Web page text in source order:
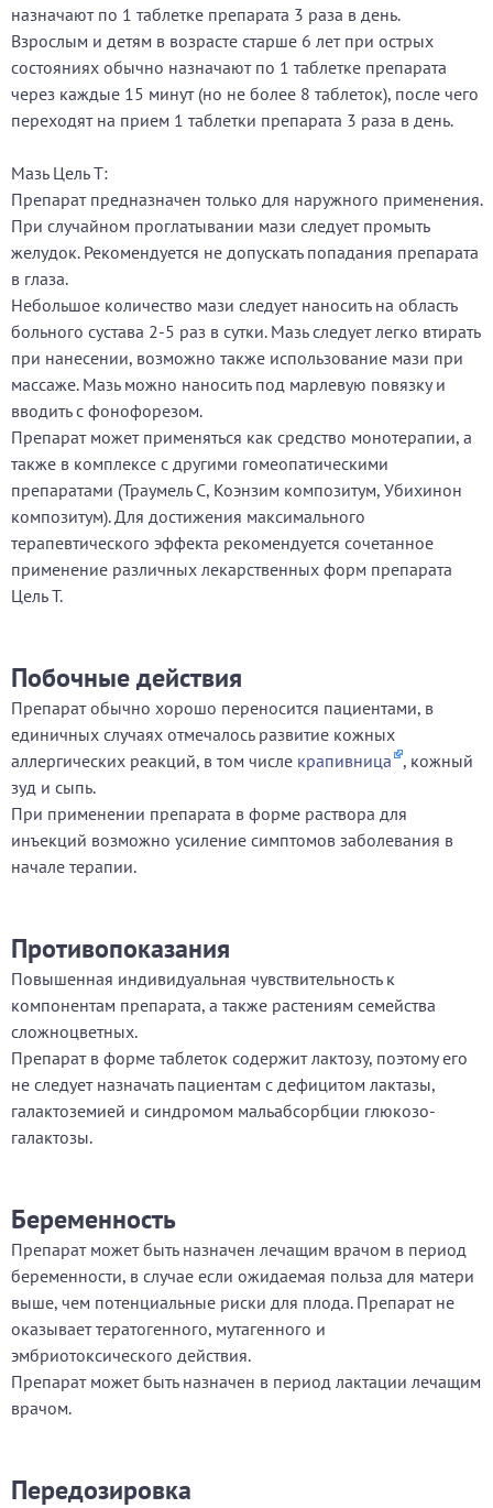
назначают по 1 таблетке препарата 3 раза в день.
Взрослым и детям в возрасте старше 6 лет при острых
состояниях обычно назначают по 1 таблетке препарата
через каждые 15 минут (но не более 8 таблеток), после чего
переходят на прием 1 таблетки препарата 3 раза в день.
Мазь Цель Т:
Препарат предназначен только для наружного применения.
При случайном проглатывании мази следует промыть
желудок. Рекомендуется не допускать попадания препарата
в глаза.
Небольшое количество мази следует наносить на область
больного сустава 2-5 раз в сутки. Мазь следует легко втирать
при нанесении, возможно также использование мази при
массаже. Мазь можно наносить под марлевую повязку и
вводить с фонофорезом.
Препарат может применяться как средство монотерапии, а
также в комплексе с другими гомеопатическими
препаратами (Траумель С, Коэнзим композитум, Убихинон
композитум). Для достижения максимального
терапевтического эффекта рекомендуется сочетанное
применение различных лекарственных форм препарата
Цель Т.
Побочные действия
Препарат обычно хорошо переносится пациентами, в
единичных случаях отмечалось развитие кожных
аллергических реакций, в том числе крапивница , кожный
зуд и сыпь.
При применении препарата в форме раствора для
инъекций возможно усиление симптомов заболевания в
начале терапии.
Противопоказания
Повышенная индивидуальная чувствительность к
компонентам препарата, а также растениям семейства
сложноцветных.
Препарат в форме таблеток содержит лактозу, поэтому его
не следует назначать пациентам с дефицитом лактазы,
галактоземией и синдромом мальабсорбции глюкозо-
галактозы.
Беременность
Препарат может быть назначен лечащим врачом в период
беременности, в случае если ожидаемая польза для матери
выше, чем потенциальные риски для плода. Препарат не
оказывает тератогенного, мутагенного и
эмбриотоксического действия.
Препарат может быть назначен в период лактации лечащим
врачом.
Передозировка